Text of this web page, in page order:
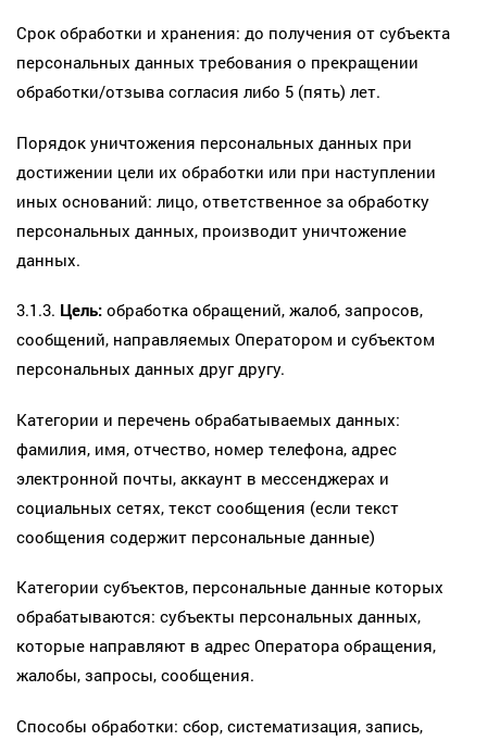
Срок обработки и хранения: до получения от субъекта
персональных данных требования о прекращении
обработки/отзыва согласия либо 5 (пять) лет.
Порядок уничтожения персональных данных при
достижении цели их обработки или при наступлении
иных оснований: лицо, ответственное за обработку
персональных данных, производит уничтожение
данных.
3.1.3. Цель: обработка обращений, жалоб, запросов,
сообщений, направляемых Оператором и субъектом
персональных данных друг другу.
Категории и перечень обрабатываемых данных:
фамилия, имя, отчество, номер телефона, адрес
электронной почты, аккаунт в мессенджерах и
социальных сетях, текст сообщения (если текст
сообщения содержит персональные данные)
Категории субъектов, персональные данные которых
обрабатываются: субъекты персональных данных,
которые направляют в адрес Оператора обращения,
жалобы, запросы, сообщения.
Способы обработки: сбор, систематизация, запись,